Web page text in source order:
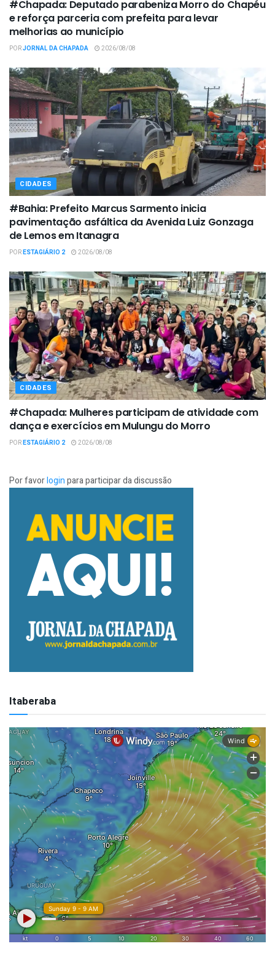
#Chapada: Deputado parabeniza Morro do Chapéu
e reforça parceria com prefeita para levar
melhorias ao município
PORJORNAL DA CHAPADA 2026/08/08
CIDADES
#Bahia: Prefeito Marcus Sarmento inicia
pavimentação asfáltica da Avenida Luiz Gonzaga
de Lemos em Itanagra
PORESTAGIÁRIO 2 2026/08/08
CIDADES
#Chapada: Mulheres participam de atividade com
dança e exercícios em Mulungu do Morro
PORESTAGIÁRIO 2 2026/08/08
Por favorloginpara participar da discussão
Itaberaba